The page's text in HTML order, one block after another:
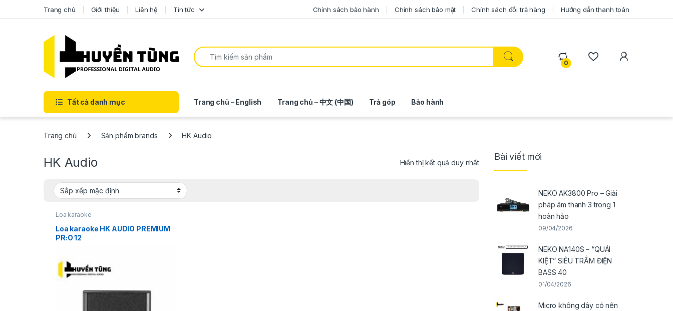
Trang chủ Giới thiệu Liên hệ Tin tức Chính sách bảo hành Chính sách bảo mật Chính sách đổi trả hàng Hướng dẫn thanh toán
0
Tất cả danh mục Trang chủ – English Trang chủ – 中文 (中国) Trả góp Bảo hành
Trang chủ Sản phẩm brands HK Audio
HK Audio Hiển thị kết quả duy nhất
Loa karaoke
Loa karaoke HK AUDIO PREMIUM
PR:O 12
Bài viết mới
NEKO AK3800 Pro – Giải
pháp âm thanh 3 trong 1
hoàn hảo
09/04/2026
NEKO NA140S – “QUÁI
KIỆT” SIÊU TRẦM ĐIỆN
BASS 40
01/04/2026
Micro không dây có nên